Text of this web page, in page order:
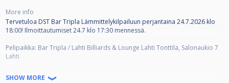
More info
Tervetuloa DST Bar Tripla Lämmittelykilpailuun perjantaina 24.7.2026 klo
18:00! Ilmoittautumiset 24.7 klo 17:30 mennessä.
Pelipaikka: Bar Tripla / Lahti Billiards & Lounge Lahti Tonttila, Salonaukio 7
Lahti
Os.maksu: 20€
SHOW MORE